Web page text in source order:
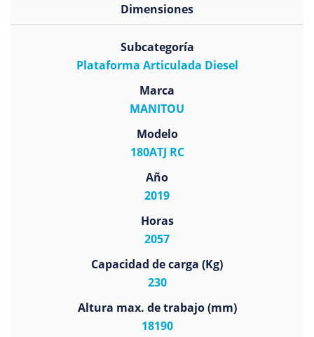
Subcategoría
Plataforma Articulada Diesel
Marca
MANITOU
Modelo
180ATJ RC
Año
2019
Horas
2057
Capacidad de carga (Kg)
230
Altura max. de trabajo (mm)
18190
Dimensiones